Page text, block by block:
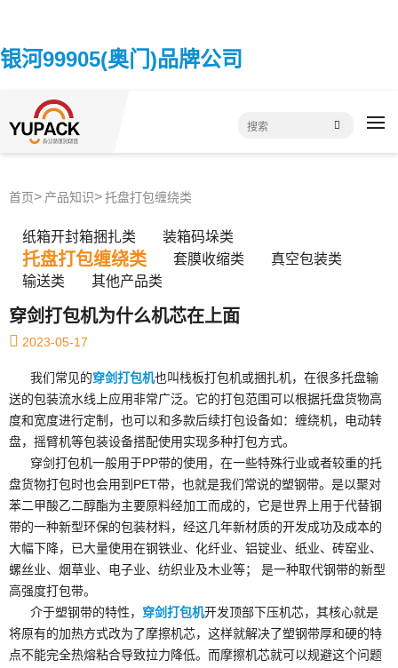
银河99905(奥门)品牌公司
首页 产品知识 托盘打包缠绕类
纸箱开封箱捆扎类 装箱码垛类
托盘打包缠绕类 套膜收缩类
真空包装类
输送类
其他产品类
穿剑打包机为什么机芯在上面
2023-05-17
我们常见的穿剑打包机也叫栈板打包机或捆扎机，在很多托盘输
送的包装流水线上应用非常广泛。它的打包范围可以根据托盘货物高
度和宽度进行定制，也可以和多款后续打包设备如：缠绕机，电动转
盘，摇臂机等包装设备搭配使用实现多种打包方式。
穿剑打包机一般用于PP带的使用，在一些特殊行业或者较重的托
盘货物打包时也会用到PET带，也就是我们常说的塑钢带。是以聚对
苯二甲酸乙二醇酯为主要原料经加工而成的，它是世界上用于代替钢
带的一种新型环保的包装材料，经这几年新材质的开发成功及成本的
大幅下降，已大量使用在钢铁业、化纤业、铝锭业、纸业、砖窑业、
螺丝业、烟草业、电子业、纺织业及木业等； 是一种取代钢带的新型
高强度打包带。
介于塑钢带的特性， 穿剑打包机开发顶部下压机芯，其核心就是
将原有的加热方式改为了摩擦机芯，这样就解决了塑钢带厚和硬的特
点不能完全热熔粘合导致拉力降低。而摩擦机芯就可以规避这个问题